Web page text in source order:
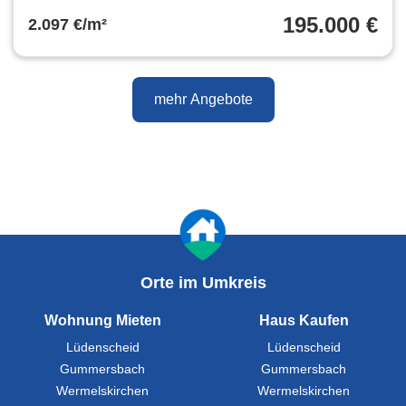
2.097 €/m² 195.000 €
mehr Angebote
Orte im Umkreis
Wohnung Mieten
Lüdenscheid
Gummersbach
Wermelskirchen
Haus Kaufen
Lüdenscheid
Gummersbach
Wermelskirchen